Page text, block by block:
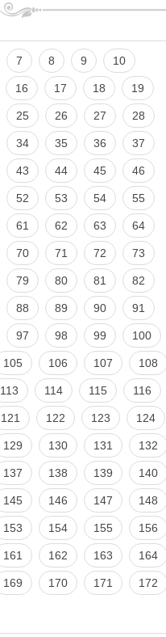
7 8 9 10
16 17 18 19
25 26 27 28
34 35 36 37
43 44 45 46
52 53 54 55
61 62 63 64
70 71 72 73
79 80 81 82
88 89 90 91
97 98 99 100
105 106 107 108
113 114 115 116
121 122 123 124
129 130 131 132
137 138 139 140
145 146 147 148
153 154 155 156
161 162 163 164
169 170 171 172